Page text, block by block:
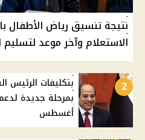
نتيجة تنسيق رياض الأطفال
الاستعلام وآخر موعد لتسليم
2
بتكليفات الرئيس
أغسطس